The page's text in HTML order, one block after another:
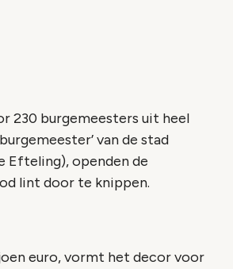
230 burgemeesters uit heel
van de stad
Efteling), openden de
lint door te knippen.
euro, vormt het decor voor